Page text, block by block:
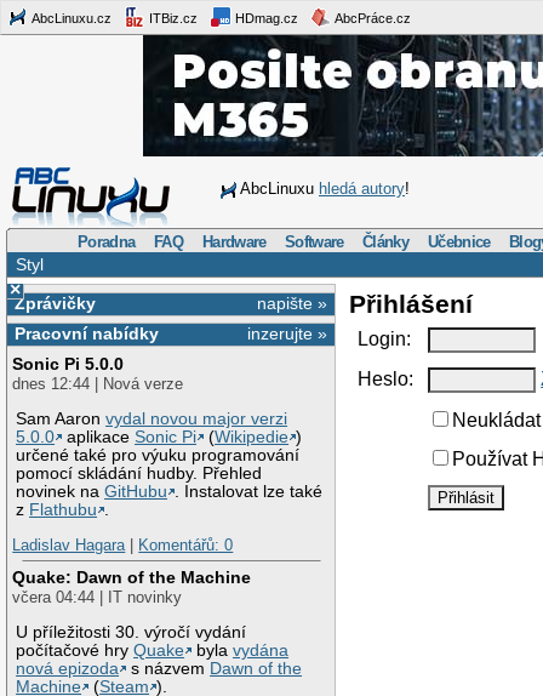
AbcLinuxu.cz ITBiz.cz HDmag.cz AbcPráce.cz
AbcLinuxu hledá autory!
Poradna FAQ Hardware Software Články Učebnice
Styl
×
napište »
Zprávičky
inzerujte »
Pracovní nabídky
Sonic Pi 5.0.0
dnes 12:44 | Nová verze
Sam Aaronvydal novou major verzi
5.0.0
aplikaceSonic Pi (Wikipedie )
určené také pro výuku programování
pomocí skládání hudby. Přehled
novinek naGitHubu
. Instalovat lze také
z Flathubu
Ladislav Hagara| Komentářů: 0
Quake: Dawn of the Machine
včera 04:44 | IT novinky
U příležitosti 30. výročí vydání
počítačové hryQuake bylavydána
nová epizoda
s názvem Dawn of the
Machine
(Steam ).
Přihlášení
Login:
Heslo:
Používat